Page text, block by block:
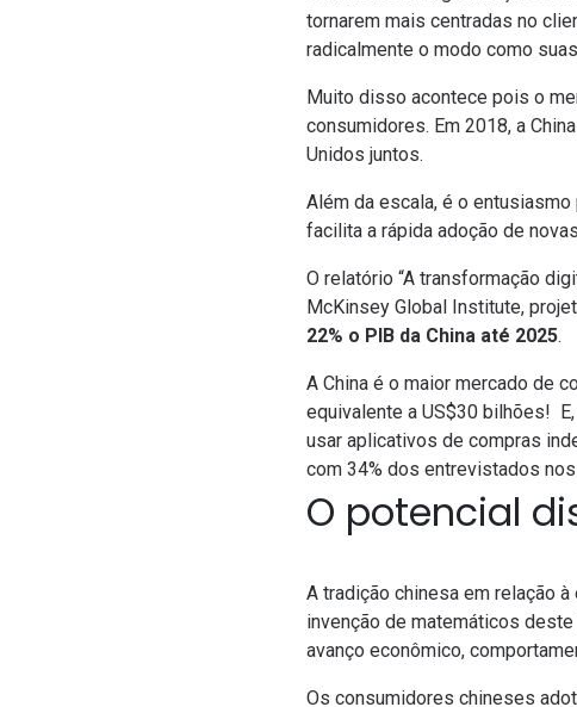
tornarem mais centradas no
radicalmente o modo como
Muito disso acontece pois o
consumidores. Em 2018, a
Unidos juntos.
Além da escala, é o
facilita a rápida adoção de
O relatório “A transformação
McKinsey Global Institute,
22% o PIB da China até 2025.
A China é o maior mercado de
equivalente a US$30 bilhões!
usar aplicativos de compras
com 34% dos entrevistados nos
O potencial
A tradição chinesa em relação
invenção de matemáticos deste
avanço econômico,
Os consumidores chineses